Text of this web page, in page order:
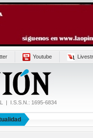
Youtube
| I.S.S.N.: 1695-6834